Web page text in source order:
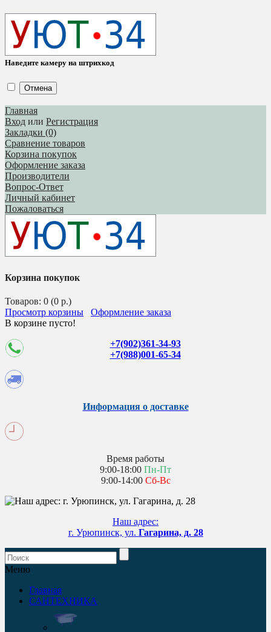
Наведите камеру на штрихкод
Отмена
Главная
Вход или Регистрация
Закладки (0)
Сравнение товаров
Корзина покупок
Оформление заказа
Производители
Вопрос-Ответ
Личный кабинет
Пожаловаться
Корзина покупок
Товаров: 0 (0 р.)
Просмотр корзины
Оформление заказа
В корзине пусто!
+7(902)361-34-93
+7(988)001-65-34
Информация о доставке
Время работы
9:00-18:00 Пн-Пт
9:00-14:00 Сб-Вс
Наш адрес:
г. Урюпинск, ул. Гагарина, д. 28
Меню
Главная
САНТЕХНИКА